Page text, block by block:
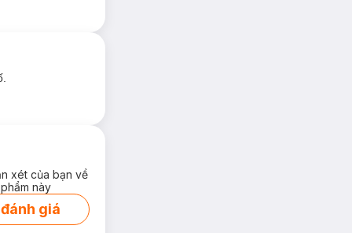
xét của bạn về
này
giá